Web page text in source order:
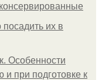
их в
Особенности
при подготовке к